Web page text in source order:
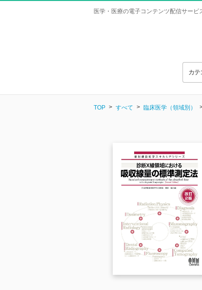
医学・医療の電子コンテンツ配信サービ
カテ
TOP すべて 臨床医学（領域別）